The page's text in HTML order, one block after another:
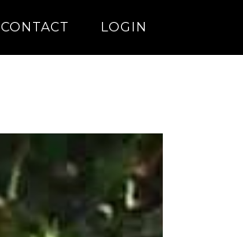
CONTACT LOGIN